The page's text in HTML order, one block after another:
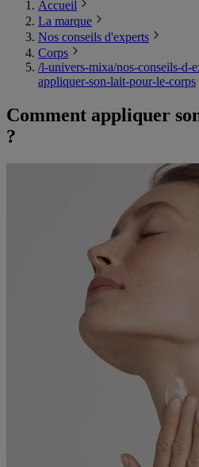
Accueil
La marque
Nos conseils d'experts
Corps
/l-univers-mixa/nos-conseils-d-
appliquer-son-lait-pour-le-corps
Comment appliquer
?